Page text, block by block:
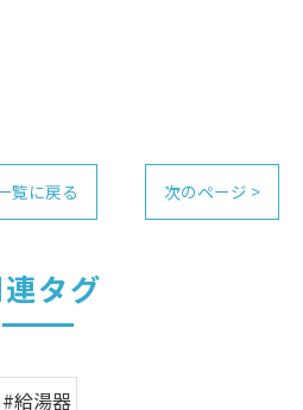
覧に戻る 次のページ >
タグ
#給湯器